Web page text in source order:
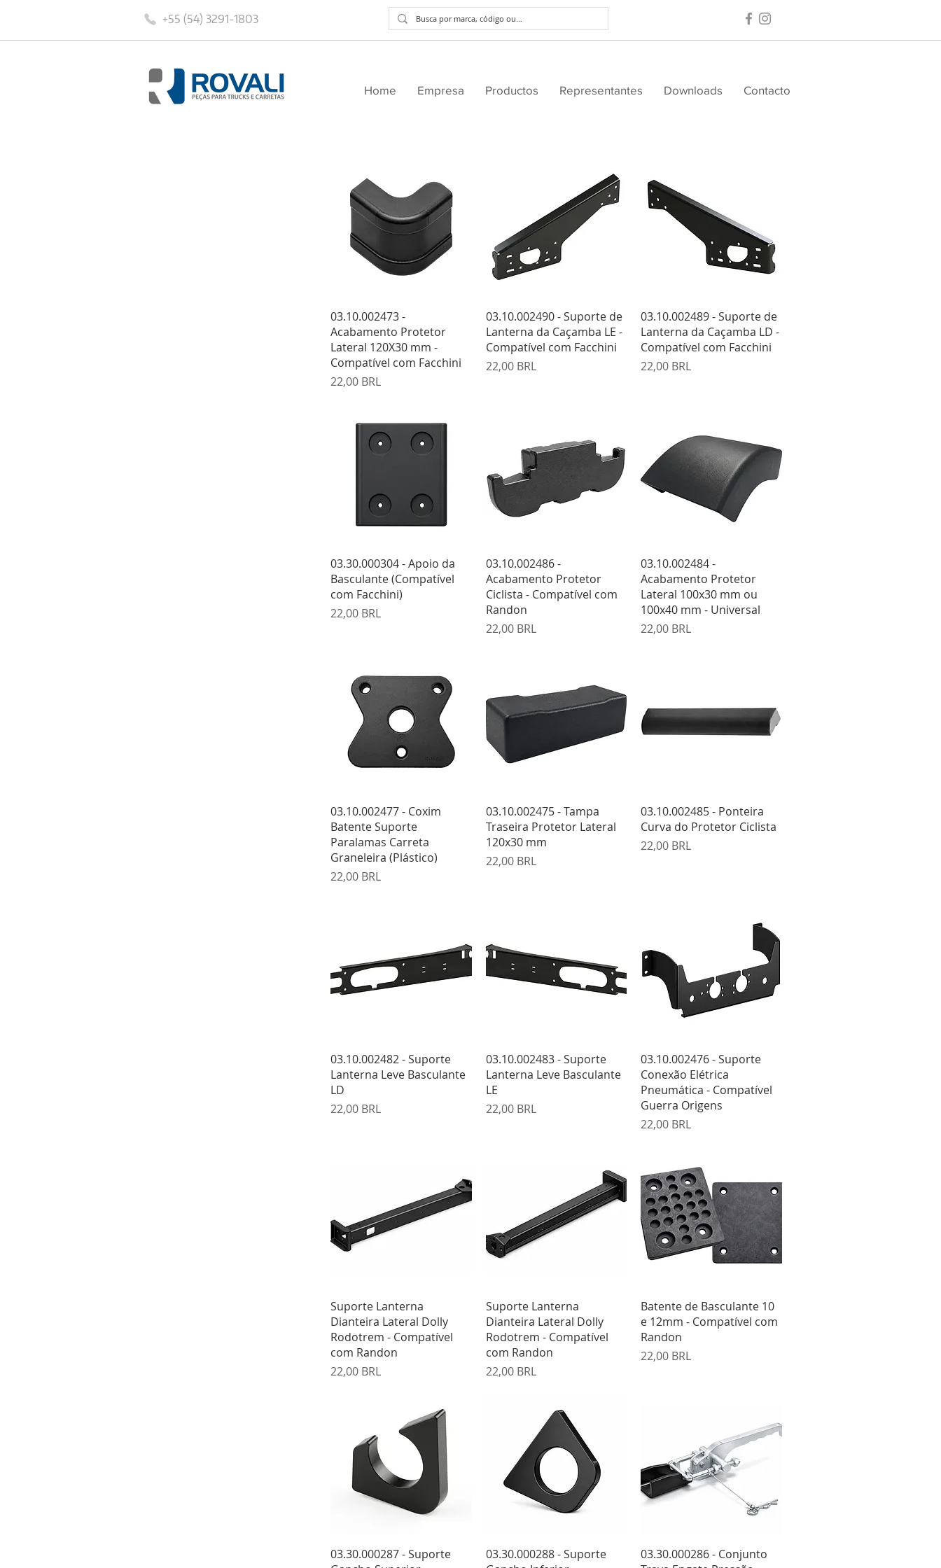
+55 (54) 3291-1803
Home Empresa Productos Representantes Downloads Contacto
Vista rápida
03.10.002473 -
Acabamento Protetor
Lateral 120X30 mm -
Compatível com Facchini
Precio
22,00 BRL
Vista rápida
03.10.002490 - Suporte de
Lanterna da Caçamba LE -
Compatível com Facchini
Precio
22,00 BRL
Vista rápida
03.10.002489 - Suporte de
Lanterna da Caçamba LD -
Compatível com Facchini
Precio
22,00 BRL
Vista rápida
03.30.000304 - Apoio da
Basculante (Compatível
com Facchini)
Precio
22,00 BRL
Vista rápida
03.10.002486 -
Acabamento Protetor
Ciclista - Compatível com
Randon
Precio
22,00 BRL
Vista rápida
03.10.002484 -
Acabamento Protetor
Lateral 100x30 mm ou
100x40 mm - Universal
Precio
22,00 BRL
Vista rápida
03.10.002477 - Coxim
Batente Suporte
Paralamas Carreta
Graneleira (Plástico)
Precio
22,00 BRL
Vista rápida
03.10.002475 - Tampa
Traseira Protetor Lateral
120x30 mm
Precio
22,00 BRL
Vista rápida
03.10.002485 - Ponteira
Curva do Protetor Ciclista
Precio
22,00 BRL
Vista rápida
03.10.002482 - Suporte
Lanterna Leve Basculante
LD
Precio
22,00 BRL
Vista rápida
03.10.002483 - Suporte
Lanterna Leve Basculante
LE
Precio
22,00 BRL
Vista rápida
03.10.002476 - Suporte
Conexão Elétrica
Pneumática - Compatível
Guerra Origens
Precio
22,00 BRL
Vista rápida
Suporte Lanterna
Dianteira Lateral Dolly
Rodotrem - Compatível
com Randon
Precio
22,00 BRL
Vista rápida
Suporte Lanterna
Dianteira Lateral Dolly
Rodotrem - Compatível
com Randon
Precio
22,00 BRL
Vista rápida
Batente de Basculante 10
e 12mm - Compatível com
Randon
Precio
22,00 BRL
Vista rápida
03.30.000287 - Suporte
Vista rápida
03.30.000288 - Suporte
Vista rápida
03.30.000286 - Conjunto